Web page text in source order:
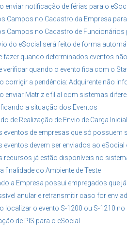
enviar notificação de férias para o
Campos no Cadastro da Empresa
Campos no Cadastro de Funcionários
do eSocial será feito de forma
fazer quando determinados eventos
verificar quando o evento fica com o
corrigir a pendência: Adquirente não
enviar Matriz e filial com sistemas
a situação dos Eventos
de Realização de Envio de Carga
eventos de empresas que só
eventos devem ser enviados ao
recursos já estão disponíveis no
finalidade do Ambiente de Teste
a Empresa possui empregados que
anular e retransmitir caso for
localizar o evento S-1200 ou S-1210
de PIS para o eSocial